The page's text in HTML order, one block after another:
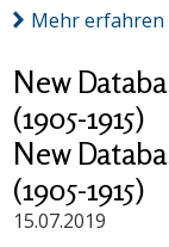
Mehr erfahren
New
(1905-1915)
New
(1905-1915)
15.07.2019